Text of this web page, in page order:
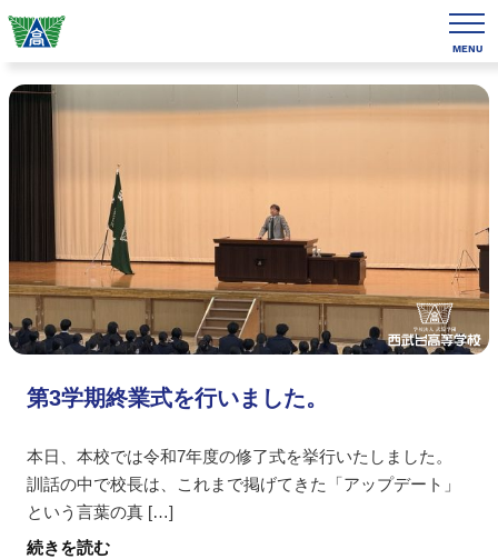
MENU
第3学期終業式を行いました。
本日、本校では令和7年度の修了式を挙行いたしました。
訓話の中で校長は、これまで掲げてきた「アップデート」
という言葉の真 […]
続きを読む